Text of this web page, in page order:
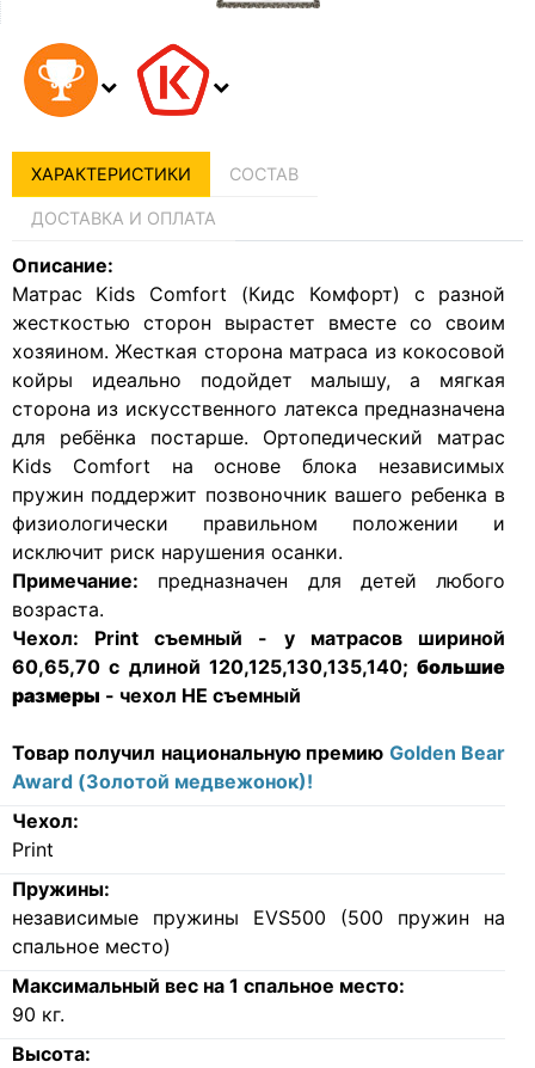
ХАРАКТЕРИСТИКИ СОСТАВ
ДОСТАВКА И ОПЛАТА
Описание:
Матрас Kids Сomfort (Кидс Комфорт) с разной
жесткостью сторон вырастет вместе со своим
хозяином. Жесткая сторона матраса из кокосовой
койры идеально подойдет малышу, а мягкая
сторона из искусственного латекса предназначена
для ребёнка постарше. Ортопедический матрас
Kids Сomfort на основе блока независимых
пружин поддержит позвоночник вашего ребенка в
физиологически правильном положении и
исключит риск нарушения осанки.
Примечание: предназначен для детей любого
возраста.
Чехол: Print съемный - у матрасов шириной
60,65,70 с длиной 120,125,130,135,140; большие
размеры - чехол НЕ съемный
Товар получил национальную премию Golden Bear
Award (Золотой медвежонок)!
Чехол:
Print
Пружины:
независимые пружины EVS500 (500 пружин на
спальное место)
Максимальный вес на 1 спальное место:
90 кг.
Высота: